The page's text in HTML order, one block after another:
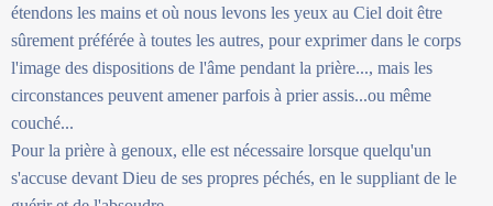
étendons les mains et où nous levons les yeux au Ciel doit être
sûrement préférée à toutes les autres, pour exprimer dans le corps
l'image des dispositions de l'âme pendant la prière..., mais les
circonstances peuvent amener parfois à prier assis...ou même
couché...
Pour la prière à genoux, elle est nécessaire lorsque quelqu'un
s'accuse devant Dieu de ses propres péchés, en le suppliant de le